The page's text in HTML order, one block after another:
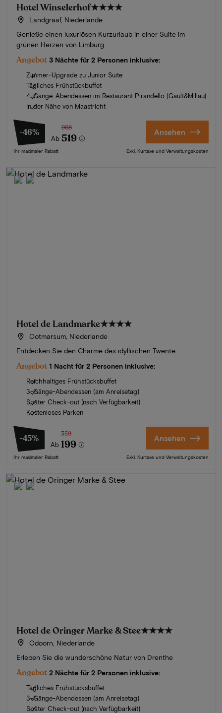
Hotel Winselerhof★★★★
Landgraaf, Niederlande
Genieße einen luxuriösen Kurzurlaub in einer Suite im
grünen Herzen von Limburg
Angebot 3 Nächte für 2 Personen inklusive:
Zimmer-Upgrade zu Junior Suite
Tägliches Frühstückbuffet
4-Gänge-Abendessen im Restaurant Pirandello (Gault&Millau)
In der Nähe von Maastricht
-46%
Ab
968
519
Ihr maximaler Rabatt
Ansehen
Exkl. Kurtaxe und Verwaltungskosten
Hotel de Landmarke★★★★
Ootmarsum, Niederlande
Entdecken Sie den Charme des idyllischen Twente
Angebot 1 Nacht für 2 Personen inklusive:
Reichhaltiges Frühstücksbuffet
3-Gänge-Abendessen (am Anreisetag)
Später Check-out (nach Verfügbarkeit)
Kostenloses Parken
-45%
Ab
359
199
Ihr maximaler Rabatt
Ansehen
Exkl. Kurtaxe und Verwaltungskosten
Hotel de Oringer Marke & Stee★★★★
Odoorn, Niederlande
Erleben Sie die wunderschöne Natur von Drenthe
Angebot 2 Nächte für 2 Personen inklusive:
Tägliches Frühstücksbuffet
3-Gänge-Abendessen (am Anreisetag)
Später Check-out (nach Verfügbarkeit)